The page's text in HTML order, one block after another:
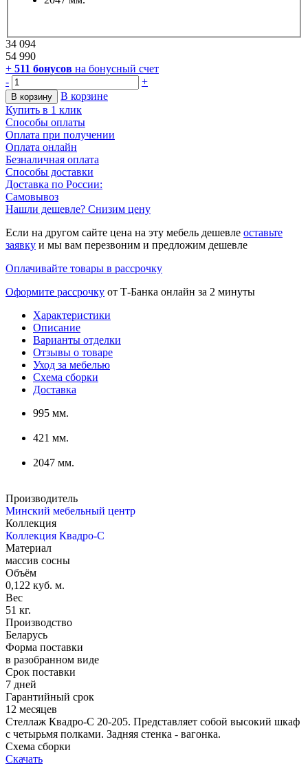
34 094
54 990
+ 511 бонусов на бонусный счет
-
+
В корзину
В корзине
Купить в 1 клик
Способы оплаты
Оплата при получении
Оплата онлайн
Безналичная оплата
Способы доставки
Доставка по России:
Самовывоз
Нашли дешевле? Снизим цену
Если на другом сайте цена на эту мебель дешевле оставьте
заявку и мы вам перезвоним и предложим дешевле
Оплачивайте товары в рассрочку
Оформите рассрочку от Т-Банка онлайн за 2 минуты
Характеристики
Описание
Варианты отделки
Отзывы о товаре
Уход за мебелью
Схема сборки
Доставка
995 мм.
421 мм.
2047 мм.
Производитель
Минский мебельный центр
Коллекция
Коллекция Квадро-С
Материал
массив сосны
Объём
0,122 куб. м.
Вес
51 кг.
Производство
Беларусь
Форма поставки
в разобранном виде
Срок поставки
7 дней
Гарантийный срок
12 месяцев
Стеллаж Квадро-С 20-205. Представляет собой высокий шкаф
с четырьмя полками. Задняя стенка - вагонка.
Схема сборки
Скачать